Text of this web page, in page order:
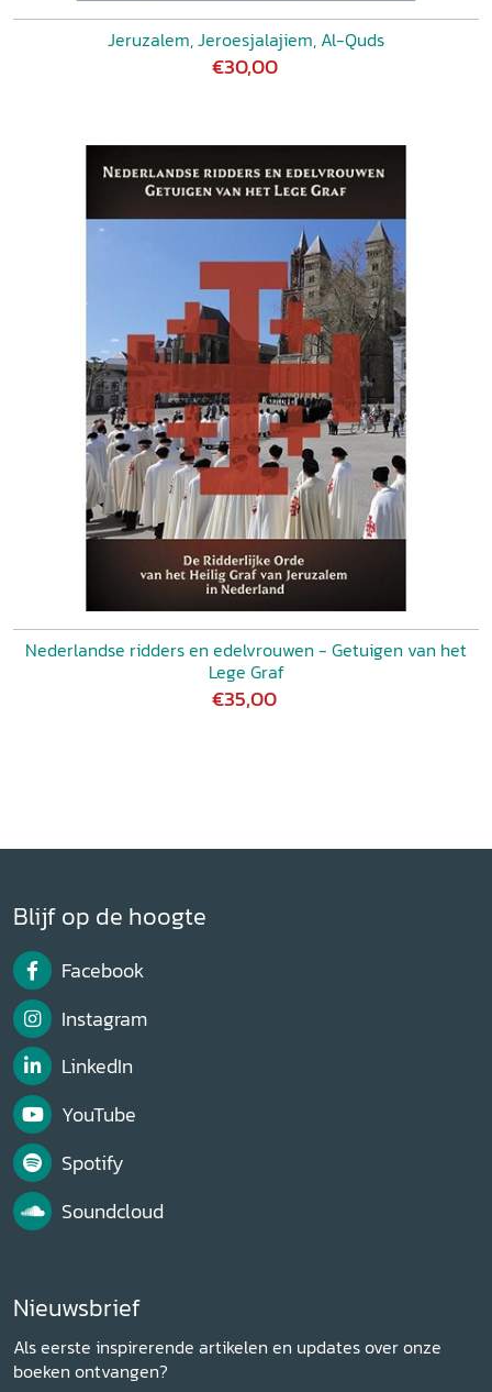
Jeruzalem, Jeroesjalajiem, Al-Quds
€30,00
Nederlandse ridders en edelvrouwen - Getuigen van het
Lege Graf
€35,00
Blijf op de hoogte
Facebook
Instagram
LinkedIn
YouTube
Spotify
Soundcloud
Nieuwsbrief
Als eerste inspirerende artikelen en updates over onze
boeken ontvangen?